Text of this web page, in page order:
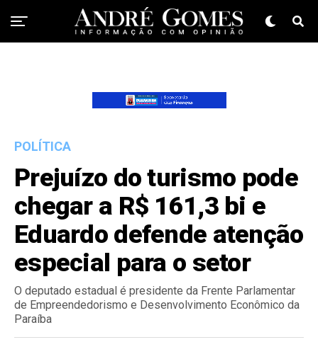
POLÍTICA
Prejuízo do turismo pode
chegar a R$ 161,3 bi e
Eduardo defende atenção
especial para o setor
O deputado estadual é presidente da Frente Parlamentar
de Empreendedorismo e Desenvolvimento Econômico da
Paraíba